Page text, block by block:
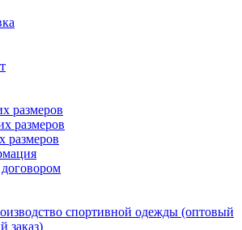
размеров
размеров
размеров
спортивной одежды (оптовый
заказ)